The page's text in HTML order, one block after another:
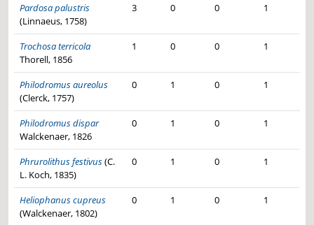
Pardosa palustris
(Linnaeus, 1758)
3 0 0 1
Trochosa terricola
Thorell, 1856
1 0 0 1
Philodromus aureolus
(Clerck, 1757)
0 1 0 1
Philodromus dispar
Walckenaer, 1826
0 1 0 1
Phrurolithus festivus(C.
L. Koch, 1835)
0 1 0 1
Heliophanus cupreus
(Walckenaer, 1802)
0 1 0 1